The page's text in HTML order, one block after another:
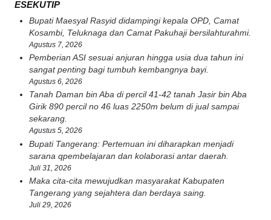
ESEKUTIP
Bupati Maesyal Rasyid didampingi kepala OPD, Camat
Kosambi, Teluknaga dan Camat Pakuhaji bersilahturahmi.
Agustus 7, 2026
Pemberian ASI sesuai anjuran hingga usia dua tahun ini
sangat penting bagi tumbuh kembangnya bayi.
Agustus 6, 2026
Tanah Daman bin Aba di percil 41-42 tanah Jasir bin Aba
Girik 890 percil no 46 luas 2250m belum di jual sampai
sekarang.
Agustus 5, 2026
Bupati Tangerang: Pertemuan ini diharapkan menjadi
sarana qpembelajaran dan kolaborasi antar daerah.
Juli 31, 2026
Maka cita-cita mewujudkan masyarakat Kabupaten
Tangerang yang sejahtera dan berdaya saing.
Juli 29, 2026